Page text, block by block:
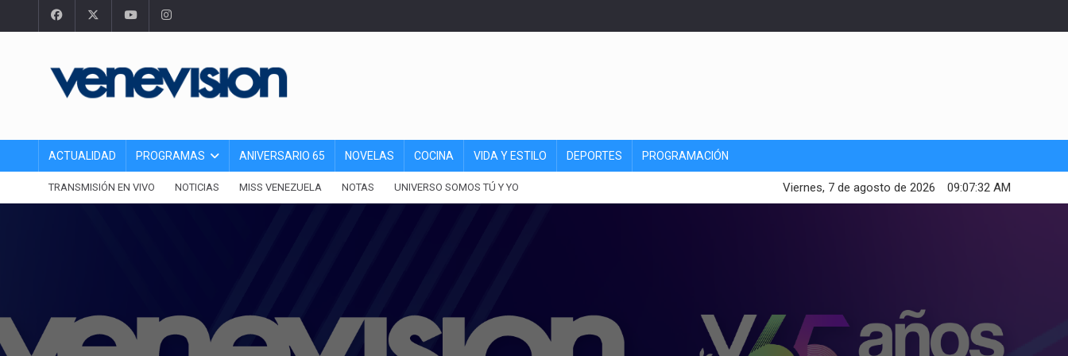
ACTUALIDAD PROGRAMAS ANIVERSARIO 65 NOVELAS COCINA VIDA Y ESTILO DEPORTES PROGRAMACIÓN
TRANSMISIÓN EN VIVO NOTICIAS MISS VENEZUELA NOTAS UNIVERSO SOMOS TÚ Y YO 09:07:34 AM
Viernes, 7 de agosto de 2026